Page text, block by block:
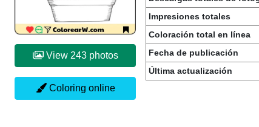
View 243 photos
Coloring online
Impresiones totales
Coloración total en línea
Fecha de publicación
Última actualización